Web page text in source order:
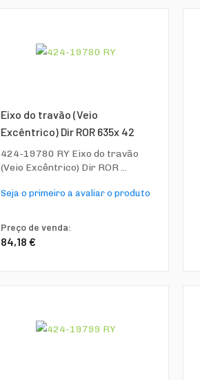
Eixo do travão (Veio
Excêntrico) Dir ROR 635x 42
424-19780 RY Eixo do travão
(Veio Excêntrico) Dir ROR ...
Seja o primeiro a avaliar o produto
Preço de venda:
84,18 €